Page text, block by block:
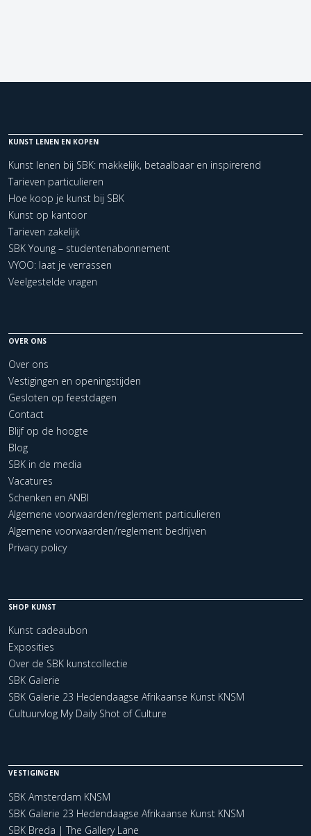
KUNST LENEN EN KOPEN
Kunst lenen bij SBK: makkelijk, betaalbaar en inspirerend
Tarieven particulieren
Hoe koop je kunst bij SBK
Kunst op kantoor
Tarieven zakelijk
SBK Young – studentenabonnement
VYOO: laat je verrassen
Veelgestelde vragen
OVER ONS
Over ons
Vestigingen en openingstijden
Gesloten op feestdagen
Contact
Blijf op de hoogte
Blog
SBK in de media
Vacatures
Schenken en ANBI
Algemene voorwaarden/reglement particulieren
Algemene voorwaarden/reglement bedrijven
Privacy policy
SHOP KUNST
Kunst cadeaubon
Exposities
Over de SBK kunstcollectie
SBK Galerie
SBK Galerie 23 Hedendaagse Afrikaanse Kunst KNSM
Cultuurvlog My Daily Shot of Culture
VESTIGINGEN
SBK Amsterdam KNSM
SBK Galerie 23 Hedendaagse Afrikaanse Kunst KNSM
SBK Breda | The Gallery Lane